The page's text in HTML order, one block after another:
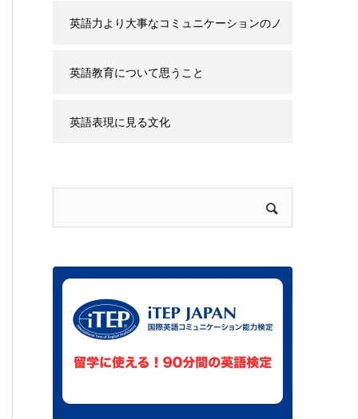
英語力より大事なコミュニケーションのノ
ウハウ
英語教育について思うこと
英語表現に見る文化